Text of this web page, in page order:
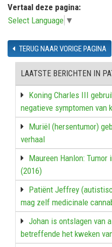
Vertaal deze pagina:
Select Language ▼
TERUG NAAR VORIGE PAGINA
LAATSTE BERICHTEN IN
Koning Charles III
negatieve symptomen van
Muriël (hersentumor)
verhaal
Maureen Hanlon:
(2016)
Patiënt Jeffrey
mag zelf medicinale
Johan is ontslagen van
betreffende het kweken